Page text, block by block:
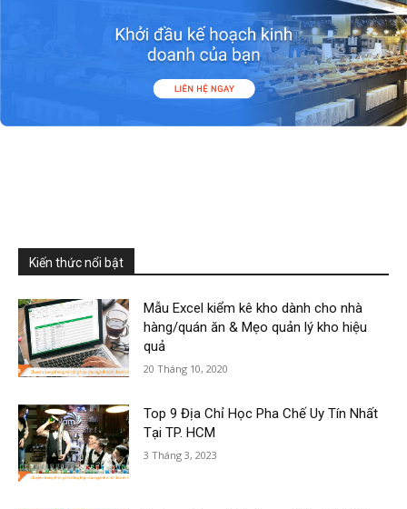
Kiến thức nổi bật
Mẫu Excel kiểm kê kho dành cho nhà
hàng/quán ăn & Mẹo quản lý kho hiệu
quả
20 Tháng 10, 2020
Top 9 Địa Chỉ Học Pha Chế Uy Tín Nhất
Tại TP. HCM
3 Tháng 3, 2023